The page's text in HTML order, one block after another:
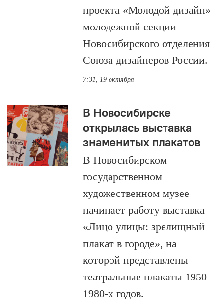
проекта «Молодой дизайн»
молодежной секции
Новосибирского отделения
Союза дизайнеров России.
7:31, 19 октября
В Новосибирске
открылась выставка
знаменитых плакатов
В Новосибирском
государственном
художественном музее
начинает работу выставка
«Лицо улицы: зрелищный
плакат в городе», на
которой представлены
театральные плакаты 1950–
1980-х годов.